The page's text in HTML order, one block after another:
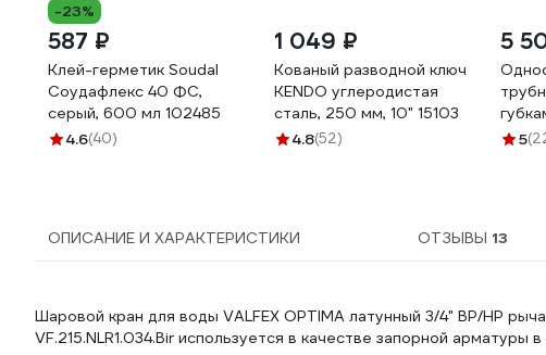
-23%
587 ₽
Клей-герметик Soudal
Соудафлекс 40 ФС,
серый, 600 мл 102485
4.6(40)
1 049 ₽
Кованый разводной ключ
KENDO углеродистая
сталь, 250 мм, 10" 15103
4.8(52)
5
5
ОПИСАНИЕ И ХАРАКТЕРИСТИКИ ОТЗЫВЫ 13
Шаровой кран для воды VALFEX OPTIMA латунный 3/4" ВР/НР
VF.215.NLR1.034.Bir используется в качестве запорной